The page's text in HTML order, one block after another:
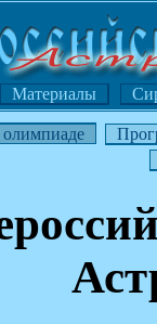
Материалы